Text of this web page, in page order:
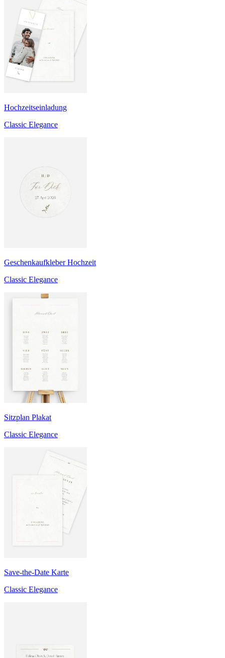
Hochzeitseinladung
Classic Elegance
Geschenkaufkleber Hochzeit
Classic Elegance
Sitzplan Plakat
Classic Elegance
Save-the-Date Karte
Classic Elegance